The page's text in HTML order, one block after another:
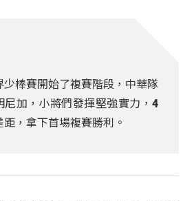
少棒賽開始了複賽階段，中華隊
尼加，小將們發揮堅強實力，4
，拿下首場複賽勝利。